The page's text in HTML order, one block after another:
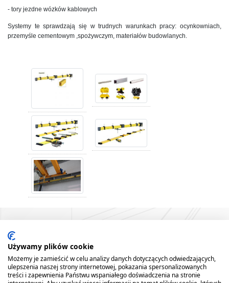
- tory jezdne wózków kablowych
Systemy te sprawdzają się w trudnych warunkachpracy: ocynkowniach,
przemyśle cementowym ,spożywczym, materiałów budowlanych.
Używamy plików cookie
Możemy je zamieścić w celu analizy danych dotyczących odwiedzających,
ulepszenia naszej strony internetowej, pokazania spersonalizowanych
treści i zapewnienia Państwu wspaniałego doświadczenia na stronie